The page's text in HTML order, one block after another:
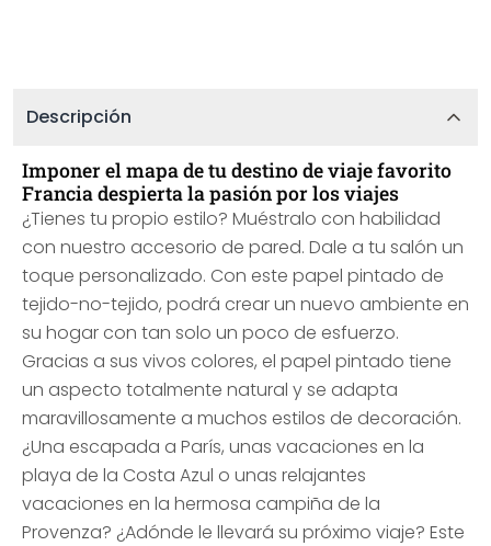
Descripción
Imponer el mapa de tu destino de viaje favorito
Francia despierta la pasión por los viajes
¿Tienes tu propio estilo? Muéstralo con habilidad
con nuestro accesorio de pared. Dale a tu salón un
toque personalizado. Con este papel pintado de
tejido-no-tejido, podrá crear un nuevo ambiente en
su hogar con tan solo un poco de esfuerzo.
Gracias a sus vivos colores, el papel pintado tiene
un aspecto totalmente natural y se adapta
maravillosamente a muchos estilos de decoración.
¿Una escapada a París, unas vacaciones en la
playa de la Costa Azul o unas relajantes
vacaciones en la hermosa campiña de la
Provenza? ¿Adónde le llevará su próximo viaje? Este